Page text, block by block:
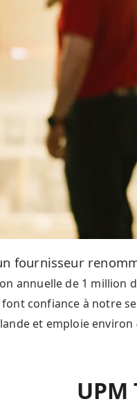
fournisseur
annuelle de 1 million
confiance à notre
et emploie